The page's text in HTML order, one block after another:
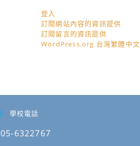
登入
訂閱網站內容的資訊提供
訂閱留言的資訊提供
WordPress.org 台灣繁體中文
學校電話
05-6322767